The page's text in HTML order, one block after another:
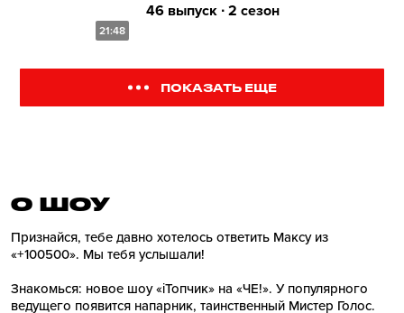
21:48
46 выпуск ∙ 2 сезон
ПОКАЗАТЬ ЕЩЕ
О ШОУ
Признайся, тебе давно хотелось ответить Максу из
«+100500». Мы тебя услышали!
Знакомься: новое шоу «iТопчик» на «ЧЕ!». У популярного
ведущего появится напарник, таинственный Мистер Голос.